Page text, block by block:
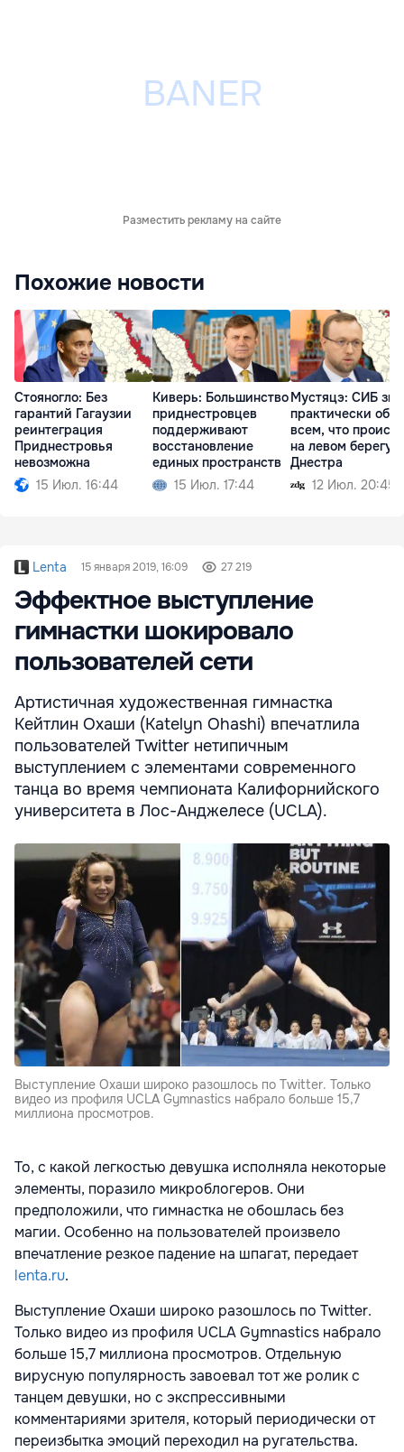
Разместить рекламу на сайте
Похожие новости
Стояногло: Без
гарантий Гагаузии
реинтеграция
Приднестровья
невозможна
15 Июл. 16:44
Киверь: Большинство
приднестровцев
поддерживают
восстановление
единых пространств
15 Июл. 17:44
Мустяцэ: СИБ
практически обо
всем, что
на левом берегу
Днестра
12 Июл. 20:45
Lenta 15 января 2019, 16:09 27 219
Эффектное выступление
гимнастки шокировало
пользователей сети
Артистичная художественная гимнастка
Кейтлин Охаши (Katelyn Ohashi) впечатлила
пользователей Twitter нетипичным
выступлением c элементами современного
танца во время чемпионата Калифорнийского
университета в Лос-Анджелесе (UCLA).
Выступление Охаши широко разошлось по Twitter. Только
видео из профиля UCLA Gymnastics набрало больше 15,7
миллиона просмотров.
То, с какой легкостью девушка исполняла некоторые
элементы, поразило микроблогеров. Они
предположили, что гимнастка не обошлась без
магии. Особенно на пользователей произвело
впечатление резкое падение на шпагат, передает
lenta.ru.
Выступление Охаши широко разошлось по Twitter.
Только видео из профиля UCLA Gymnastics набрало
больше 15,7 миллиона просмотров. Отдельную
вирусную популярность завоевал тот же ролик с
танцем девушки, но с экспрессивными
комментариями зрителя, который периодически от
переизбытка эмоций переходил на ругательства.